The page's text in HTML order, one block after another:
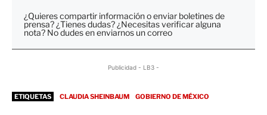
¿Quieres compartir información o enviar boletines de
prensa? ¿Tienes dudas? ¿Necesitas verificar alguna
nota? No dudes en enviarnos un correo
Publicidad - LB3 -
ETIQUETAS CLAUDIA SHEINBAUM GOBIERNO DE MÉXICO